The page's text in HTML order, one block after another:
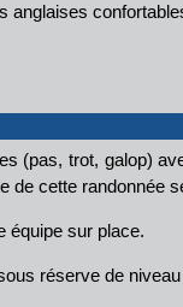
anglaises
(pas, trot, galop)
de cette randonnée
équipe sur place.
réserve de